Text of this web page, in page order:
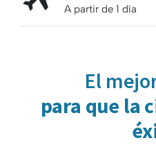
A partir de 1 día
El
para que la